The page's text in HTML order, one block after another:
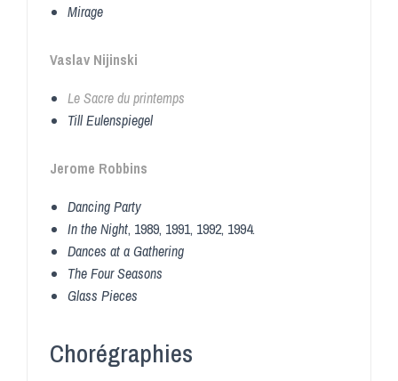
Mirage
Vaslav Nijinski
Le Sacre du printemps
Till Eulenspiegel
Jerome Robbins
Dancing Party
In the Night, 1989, 1991, 1992, 1994.
Dances at a Gathering
The Four Seasons
Glass Pieces
Chorégraphies